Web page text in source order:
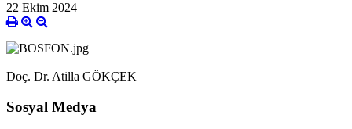
22 Ekim 2024
Doç. Dr. Atilla GÖKÇEK
Sosyal Medya